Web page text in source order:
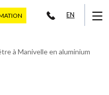
EN
à Manivelle en aluminium